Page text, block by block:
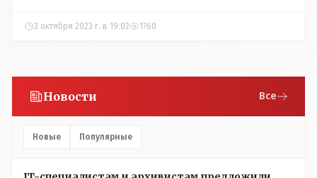
3 октября 2023 г. в 19:02 1760
Новости Все
Новые Популярные